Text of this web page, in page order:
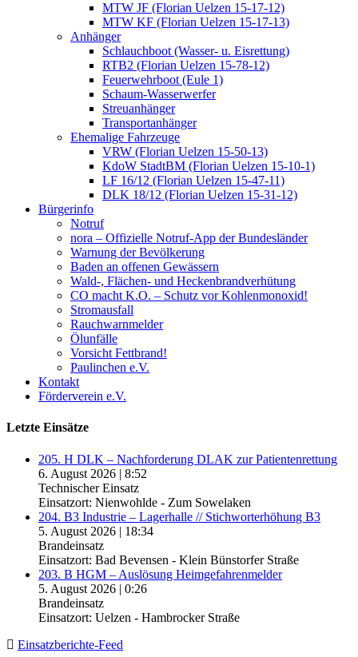
MTW JF (Florian Uelzen 15-17-12)
MTW KF (Florian Uelzen 15-17-13)
Anhänger
Schlauchboot (Wasser- u. Eisrettung)
RTB2 (Florian Uelzen 15-78-12)
Feuerwehrboot (Eule 1)
Schaum-Wasserwerfer
Streuanhänger
Transportanhänger
Ehemalige Fahrzeuge
VRW (Florian Uelzen 15-50-13)
KdoW StadtBM (Florian Uelzen 15-10-1)
LF 16/12 (Florian Uelzen 15-47-11)
DLK 18/12 (Florian Uelzen 15-31-12)
Bürgerinfo
Notruf
nora – Offizielle Notruf-App der Bundesländer
Warnung der Bevölkerung
Baden an offenen Gewässern
Wald-, Flächen- und Heckenbrandverhütung
CO macht K.O. – Schutz vor Kohlenmonoxid!
Stromausfall
Rauchwarnmelder
Ölunfälle
Vorsicht Fettbrand!
Paulinchen e.V.
Kontakt
Förderverein e.V.
Letzte Einsätze
205. H DLK – Nachforderung DLAK zur Patientenrettung
6. August 2026 | 8:52
Technischer Einsatz
Einsatzort: Nienwohlde - Zum Sowelaken
204. B3 Industrie – Lagerhalle // Stichworterhöhung B3
5. August 2026 | 18:34
Brandeinsatz
Einsatzort: Bad Bevensen - Klein Bünstorfer Straße
203. B HGM – Auslösung Heimgefahrenmelder
5. August 2026 | 0:26
Brandeinsatz
Einsatzort: Uelzen - Hambrocker Straße
Einsatzberichte-Feed